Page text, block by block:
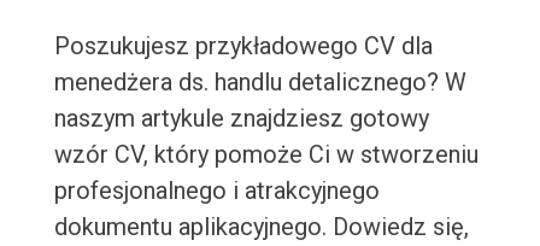
Poszukujesz przykładowego CV dla
menedżera ds. handlu detalicznego? W
naszym artykule znajdziesz gotowy
wzór CV, który pomoże Ci w stworzeniu
profesjonalnego i atrakcyjnego
dokumentu aplikacyjnego. Dowiedz się,